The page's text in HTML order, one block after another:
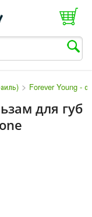
> Forever Young -
для губ